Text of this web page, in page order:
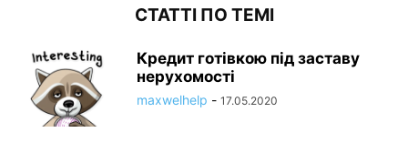
СТАТТІ ПО ТЕМІ
Кредит готівкою під заставу
нерухомості
maxwelhelp - 17.05.2020